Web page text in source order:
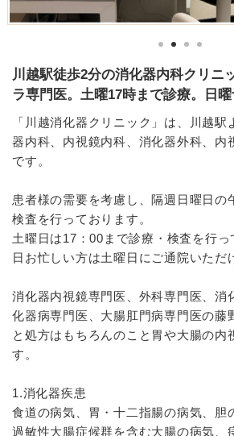
川越駅徒歩2分の消化器内科クリニ
ラ専門医。土曜17時まで診療。日曜
「川越消化器クリニック」は、川越駅
器内科、内視鏡内科、消化器外科、内
です。
患者様の需要を考慮し、隔週日曜日の
検査を行っております。
土曜日は17：00まで診療・検査を行
日お忙しい方は土曜日にご通院いただ
消化器内視鏡専門医、外科専門医、消
化器病専門医、大腸肛門病専門医の藤
と処方はもちろんのこと胃や大腸の内
す。
1.消化器疾患
食道の病気、胃・十二指腸の病気、胆
過敏性大腸症候群を含む大腸の病気、